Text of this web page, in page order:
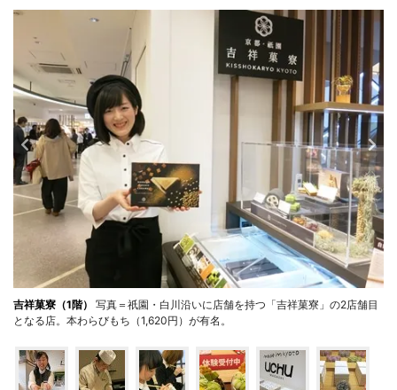
吉祥菓寮（1階）
写真＝祇園・白川沿いに店舗を持つ「吉祥菓寮」の2店舗目
となる店。本わらびもち（1,620円）が有名。